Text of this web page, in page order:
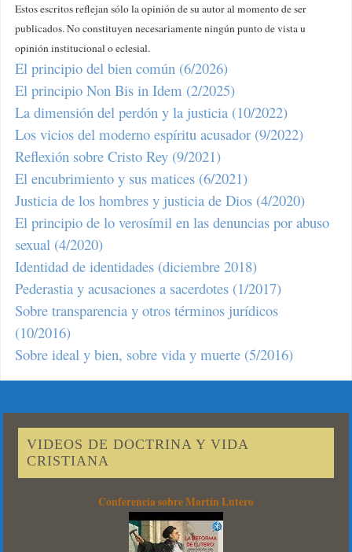
Estos escritos reflejan sólo la opinión de su autor al momento de ser
publicados. No constituyen necesariamente ningún punto de vista u
opinión institucional o eclesial.
El principio del bien común (6/2026)
El principio Non Bis in Idem (2/2025)
La dimensión del perdón y la justicia (10/2022)
Los vicios del moderno espíritu acusador (9/2022)
Reflexión sobre Cristo Rey (9/2021)
El encubrimiento y sus matices (6/2021)
Justicia de los hombres y justicia de Dios (4/2020)
El principio de lo verosímil en las denuncias por abuso
sexual (4/2020)
Identidad de identidades (diciembre 2018)
Pederastia y acusaciones a sacerdotes (1/2017)
Sobre transparencia y otros términos jurídicos
(10/2016)
Sobre ideal y bien, sobre vida y muerte (5/2016)
VIDEOS DE DOCTRINA Y VIDA
CRISTIANA
Conferencia sobre Martín Lutero